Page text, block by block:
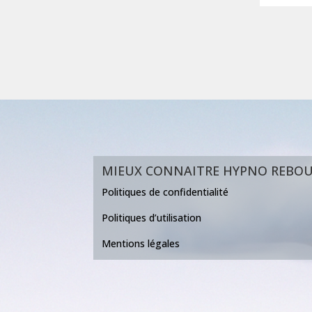
MIEUX CONNAITRE HYPNO
Politiques de confidentialité
Politiques d’utilisation
Mentions légales